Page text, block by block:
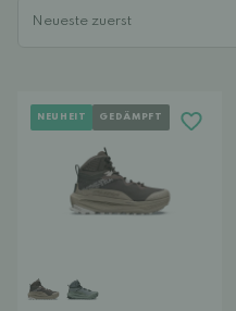
NEUHEIT GEDÄMPFT